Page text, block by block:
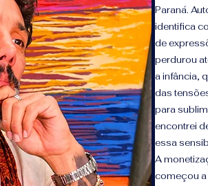
Paraná.
identifica
de
perdurou
a infância,
das
para
encontrei
essa
A
começou a